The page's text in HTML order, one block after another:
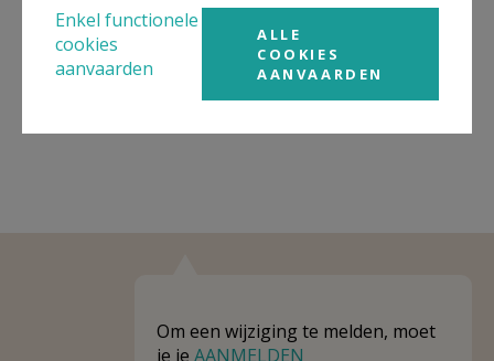
organisaties, in de buurt.
Kerken in of nabij
Veerle
Om een wijziging te melden, moet
je je AANMELDEN
Enkel functionele
cookies
aanvaarden
ALLE
COOKIES
AANVAARDEN